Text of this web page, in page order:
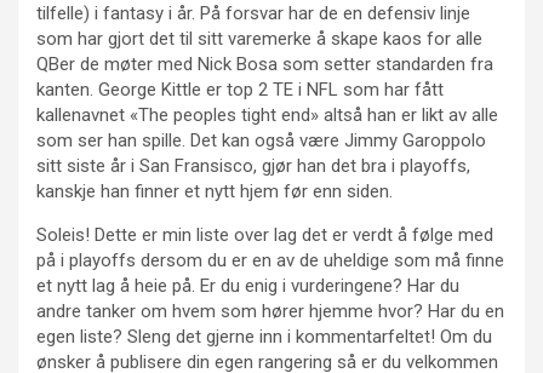
tilfelle) i fantasy i år. På forsvar har de en defensiv linje
som har gjort det til sitt varemerke å skape kaos for alle
QBer de møter med Nick Bosa som setter standarden fra
kanten. George Kittle er top 2 TE i NFL som har fått
kallenavnet «The peoples tight end» altså han er likt av alle
som ser han spille. Det kan også være Jimmy Garoppolo
sitt siste år i San Fransisco, gjør han det bra i playoffs,
kanskje han finner et nytt hjem før enn siden.
Soleis! Dette er min liste over lag det er verdt å følge med
på i playoffs dersom du er en av de uheldige som må finne
et nytt lag å heie på. Er du enig i vurderingene? Har du
andre tanker om hvem som hører hjemme hvor? Har du en
egen liste? Sleng det gjerne inn i kommentarfeltet! Om du
ønsker å publisere din egen rangering så er du velkommen